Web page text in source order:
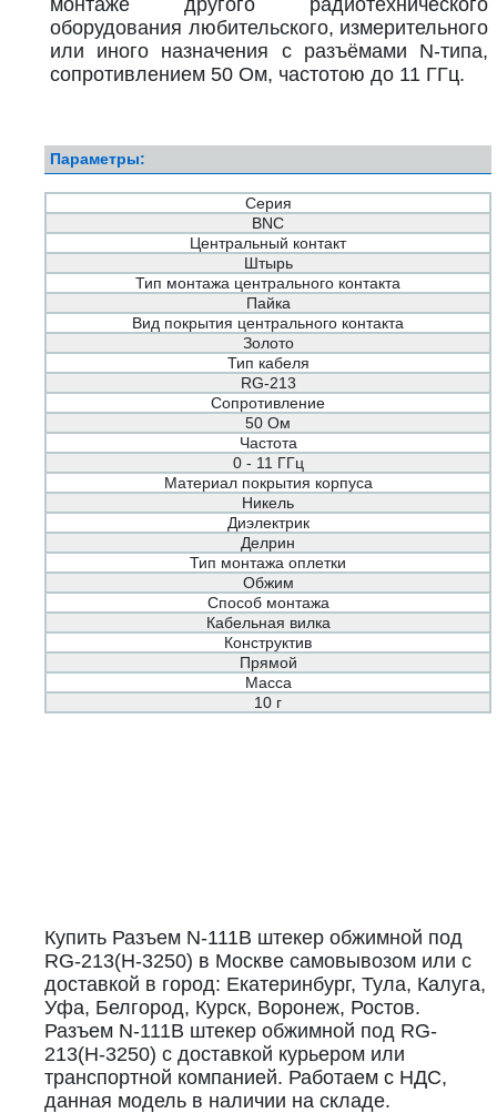
монтаже другого радиотехнического
оборудования любительского, измерительного
или иного назначения с разъёмами N-типа,
сопротивлением 50 Ом, частотою до 11 ГГц.
Параметры:
Серия
BNC
Центральный контакт
Штырь
Тип монтажа центрального контакта
Пайка
Вид покрытия центрального контакта
Золото
Тип кабеля
RG-213
Сопротивление
50 Ом
Частота
0 - 11 ГГц
Материал покрытия корпуса
Никель
Диэлектрик
Делрин
Тип монтажа оплетки
Обжим
Способ монтажа
Кабельная вилка
Конструктив
Прямой
Масса
10 г
Купить Разъем N-111B штекер обжимной под
RG-213(H-3250) в Москве самовывозом или с
доставкой в город: Екатеринбург, Тула, Калуга,
Уфа, Белгород, Курск, Воронеж, Ростов.
Разъем N-111B штекер обжимной под RG-
213(H-3250) с доставкой курьером или
транспортной компанией. Работаем с НДС,
данная модель в наличии на складе.